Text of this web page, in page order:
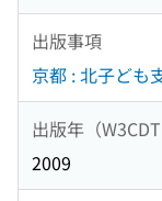
出版事項
京都 : 北子ども
出版年（
2009